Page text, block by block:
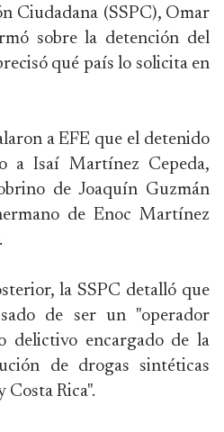
Ciudadana (SSPC), Omar
sobre la detención del
qué país lo solicita en
a EFE que el detenido
a Isaí Martínez Cepeda,
de Joaquín Guzmán
de Enoc Martínez
la SSPC detalló que
de ser un "operador
delictivo encargado de la
de drogas sintéticas
Costa Rica".